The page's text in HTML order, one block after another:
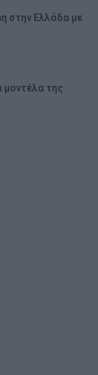
στην Ελλάδα με
μοντέλα της